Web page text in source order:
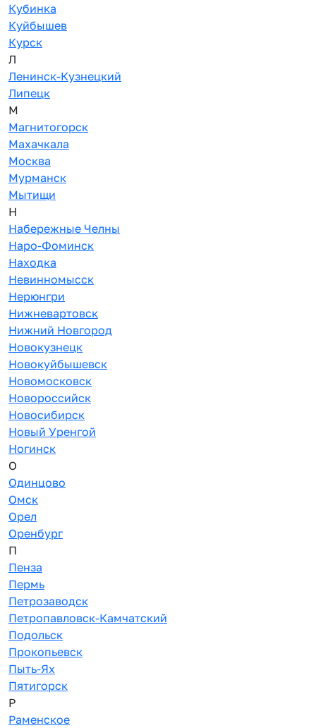
Кубинка
Куйбышев
Курск
Л
Ленинск-Кузнецкий
Липецк
М
Магнитогорск
Махачкала
Москва
Мурманск
Мытищи
Н
Набережные Челны
Наро-Фоминск
Находка
Невинномысск
Нерюнгри
Нижневартовск
Нижний Новгород
Новокузнецк
Новокуйбышевск
Новомосковск
Новороссийск
Новосибирск
Новый Уренгой
Ногинск
О
Одинцово
Омск
Орел
Оренбург
П
Пенза
Пермь
Петрозаводск
Петропавловск-Камчатский
Подольск
Прокопьевск
Пыть-Ях
Пятигорск
Р
Раменское